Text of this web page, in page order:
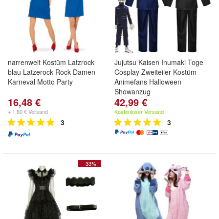
narrenwelt Kostüm Latzrock
blau Latzerock Rock Damen
Karneval Motto Party
16,48 €
+ 1,80 € Versand
3
Jujutsu Kaisen Inumaki Toge
Cosplay Zweiteiler Kostüm
Animefans Halloween
Showanzug
42,99 €
Kostenloser Versand
3
- 33%